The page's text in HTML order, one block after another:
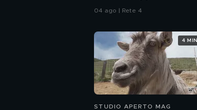
Berlusconi
04 ago | Rete 4
STUDIO APERTO MAG
4 MIN